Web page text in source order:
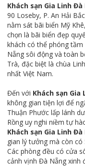
Khách sạn Gia Linh Đà
90 Loseby, P. An Hải
nằm sát bãi biển Mỹ
chọn là bãi biển đẹp
khách có thể phóng
Nẵng sôi động và toàn
Trà, đặc biệt là chùa
nhất Việt Nam.
Đến với Khách sạn Gia
không gian tiện lợi để
Thuận Phước lấp lánh
Rồng uy nghi niềm tự
Khách sạn Gia Linh Đà
gian lý tưởng mà còn có
Các phòng đều có cửa
cảnh vịnh Đà Nẵng xinh